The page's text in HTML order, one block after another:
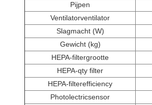
Pijpen
Ventilatorventilator
Slagmacht (W)
Gewicht (kg)
HEPA-filtergrootte
HEPA-qty filter
HEPA-filterefficiency
Photolectricsensor